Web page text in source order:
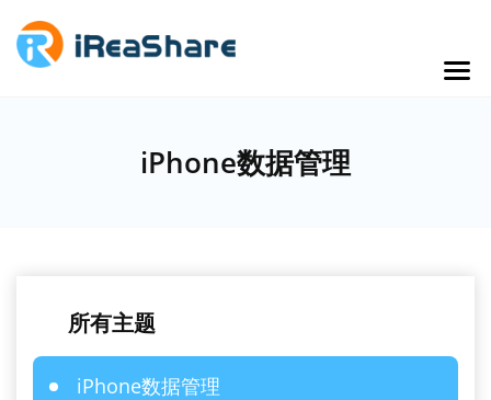
iPhone数据管理
所有主题
iPhone数据管理